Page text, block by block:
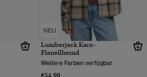
NEU
Lumberjack Karo-
Flanellhemd
Weitere Farben verfügbar
€54.99